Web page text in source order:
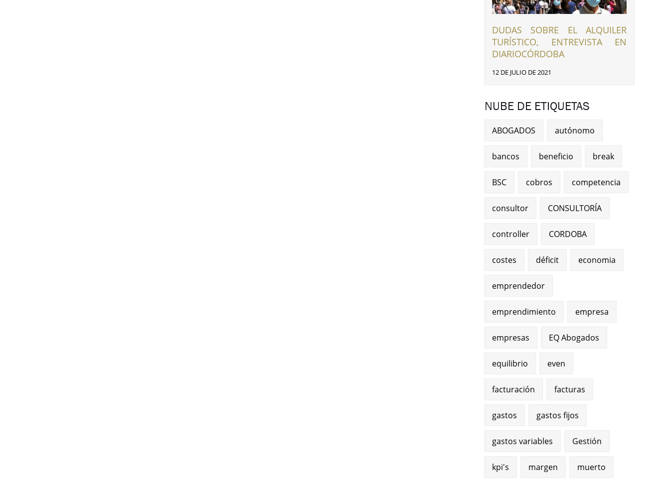
DUDAS SOBRE EL ALQUILER
TURÍSTICO, ENTREVISTA EN
DIARIOCÓRDOBA
12 DE JULIO DE 2021
NUBE DE ETIQUETAS
ABOGADOS autónomo
bancos beneficio break
BSC cobros competencia
consultor CONSULTORÍA
controller CORDOBA
costes déficit economia
emprendedor
emprendimiento empresa
empresas EQ Abogados
equilibrio even
facturación facturas
gastos gastos fijos
gastos variables Gestión
kpi's margen muerto